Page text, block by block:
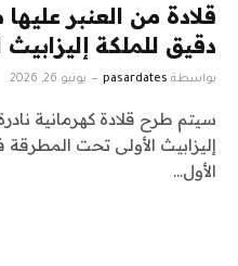
قلادة من العنبر
دقيق للملكة إليزابيث
بواسطة pasardates يونيو 26, 2026
سيتم طرح قلادة كهرمانية
إليزابيث الأولى تحت
الأول…